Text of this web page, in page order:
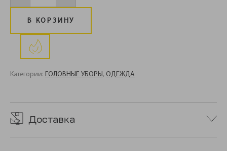
(шемаг)
В КОРЗИНУ
Категории: ГОЛОВНЫЕ УБОРЫ , ОДЕЖДА
Доставка